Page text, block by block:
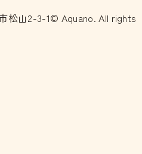
松山2-3-1© Aquano. All rights